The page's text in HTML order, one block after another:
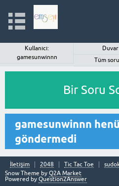
Kullanıcı:
gamesunwinnn
Duvar
Tüm
Bir Soru
gamesunwinnn
göndermedi
İletişim 2048 Tic Tac Toe
Snow Theme by Q2A Market
Powered by Question2Answer